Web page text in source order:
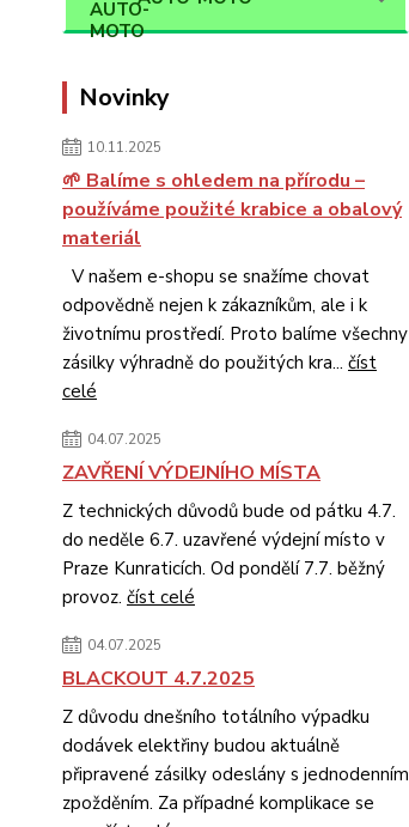
Novinky
10.11.2025
🌱 Balíme s ohledem na přírodu –
používáme použité krabice a obalový
materiál
V našem e-shopu se snažíme chovat
odpovědně nejen k zákazníkům, ale i k
životnímu prostředí. Proto balíme všechny
zásilky výhradně do použitých kra... číst
celé
04.07.2025
ZAVŘENÍ VÝDEJNÍHO MÍSTA
Z technických důvodů bude od pátku 4.7.
do neděle 6.7. uzavřené výdejní místo v
Praze Kunraticích. Od pondělí 7.7. běžný
provoz. číst celé
04.07.2025
BLACKOUT 4.7.2025
Z důvodu dnešního totálního výpadku
dodávek elektřiny budou aktuálně
připravené zásilky odeslány s jednodenním
zpožděním. Za případné komplikace se